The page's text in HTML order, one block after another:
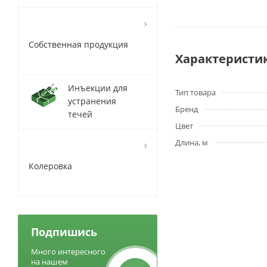
Тип товара
Бренд
Цвет
Длина, м
Собственная продукция
Инъекции для
устранения
течей
Колеровка
Подпишись
Много интересного
на нашем